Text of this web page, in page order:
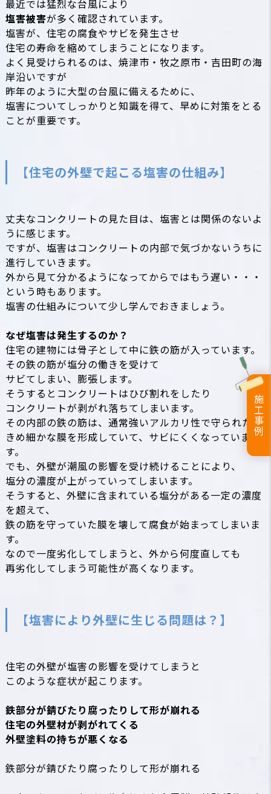
施工事例
最近では猛烈な台風により
塩害被害が多く確認されています。
塩害が、住宅の腐食やサビを発生させ
住宅の寿命を縮めてしまうことになります。
よく見受けられるのは、焼津市・牧之原市・吉田町の海
岸沿いですが
昨年のように大型の台風に備えるために、
塩害についてしっかりと知識を得て、早めに対策をとる
ことが重要です。
【住宅の外壁で起こる塩害の仕組み】
丈夫なコンクリートの見た目は、 塩害 とは関係のないよ
うに感じます。
ですが、 塩害はコンクリートの内部で気づかないうちに
進行していきます。
外から見て分かるようになってからではもう遅い・・・
という時もあります。
塩害の仕組みについて少し学んでおきましょう。
なぜ塩害は発生するのか？
住宅の建物には骨子として中に鉄の筋が入っています。
その鉄の筋が塩分の働きを受けて
サビてしまい、膨張します。
そうするとコンクリートはひび割れをしたり
コンクリートが剥がれ落ちてしまいます。
その内部の鉄の筋は、通常強いアルカリ性で守られた
きめ細かな膜を形成していて、サビにくくなっていま
す。
でも、外壁が潮風の影響を受け続けることにより、
塩分の濃度が上がっていってしまいます。
そうすると、外壁に含まれている塩分がある一定の濃度
を超えて、
鉄の筋を守っていた膜を壊して腐食が始まってしまいま
す。
なので一度劣化してしまうと、外から何度直しても
再劣化してしまう可能性が高くなります。
【塩害により外壁に生じる問題は？】
住宅の外壁が塩害の影響を受けてしまうと
このような症状が起こります。
鉄部分が錆びたり腐ったりして形が崩れる
住宅の外壁材が剥がれてくる
外壁塗料の持ちが悪くなる
鉄部分が錆びたり腐ったりして形が崩れる